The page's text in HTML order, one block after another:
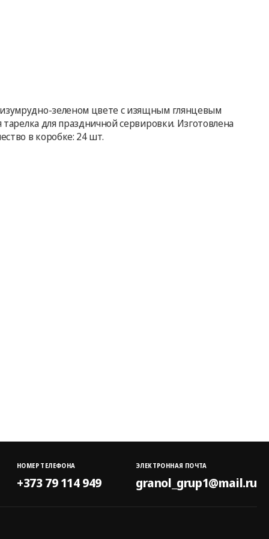
зеленом цвете с изящным глянцевым
для праздничной сервировки. Изготовлена
в коробке: 24 шт.
НОМЕР ТЕЛЕФОНА
+373 79 114 949
ЭЛЕКТРОННАЯ ПОЧТА
granol_grup1@mail.ru